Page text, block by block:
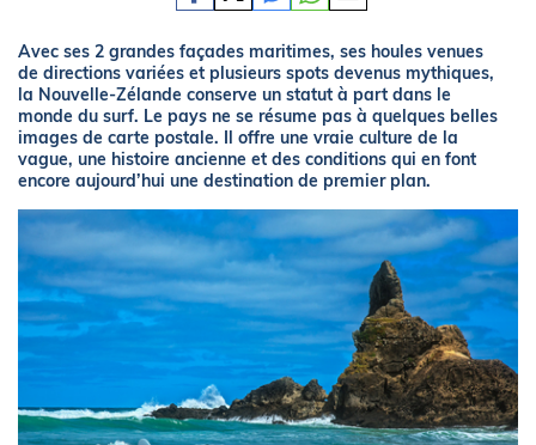
Avec ses 2 grandes façades maritimes, ses houles venues
de directions variées et plusieurs spots devenus mythiques,
la Nouvelle-Zélande conserve un statut à part dans le
monde du surf. Le pays ne se résume pas à quelques belles
images de carte postale. Il offre une vraie culture de la
vague, une histoire ancienne et des conditions qui en font
encore aujourd’hui une destination de premier plan.